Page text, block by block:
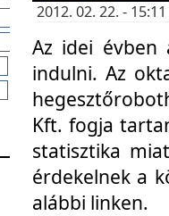
2012. 02. 22. -
Az idei évben
indulni. Az
Kft. fogja
statisztika
érdekelnek a
alábbi linken.